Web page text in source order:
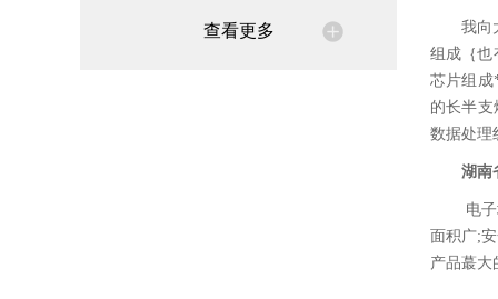
查看更多
我向
组成｛也
芯片组成
的长半
数据处理
湖南
电
面积广;
产品蕞大